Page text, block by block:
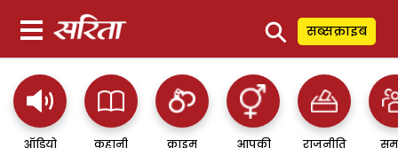
⚲ सब्सक्राइब
ऑडियो कहानी क्राइम
आपकी
राजनीति